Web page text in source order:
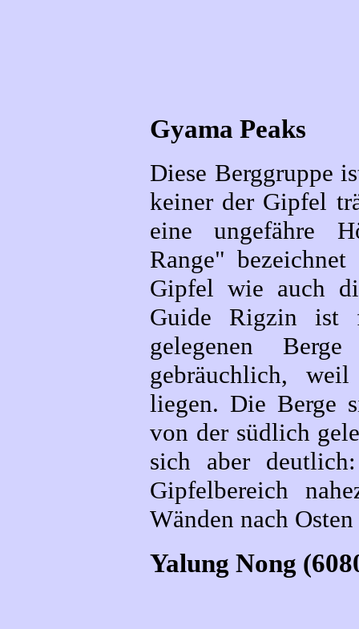
Gyama Peaks
Diese Berggruppe
keiner der Gipfel
eine ungefähre
Range"
Gipfel wie auch
Guide Rigzin ist
gelegenen
gebräuchlich,
liegen. Die Berge
von der südlich
sich aber
Gipfelbereich
Wänden nach
Yalung Nong